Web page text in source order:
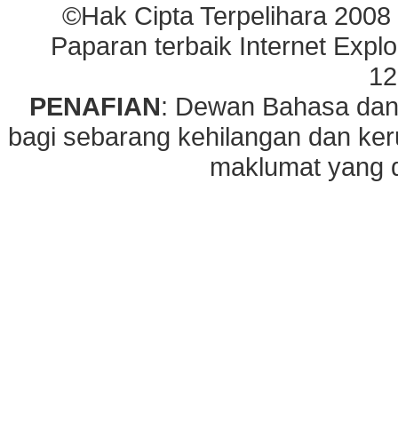
©Hak Cipta Terpelihara
Paparan terbaik Internet
PENAFIAN: Dewan Bahasa
bagi sebarang kehilangan dan
maklumat yang